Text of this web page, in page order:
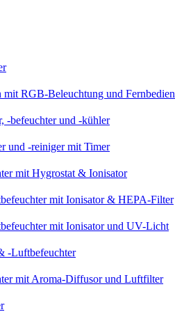
RGB-Beleuchtung und
-befeuchter und -kühler
und -reiniger mit Timer
mit Hygrostat & Ionisator
mit Ionisator & HEPA-Filter
mit Ionisator und UV-Licht
-Luftbefeuchter
mit Aroma-Diffusor und Luftfilter